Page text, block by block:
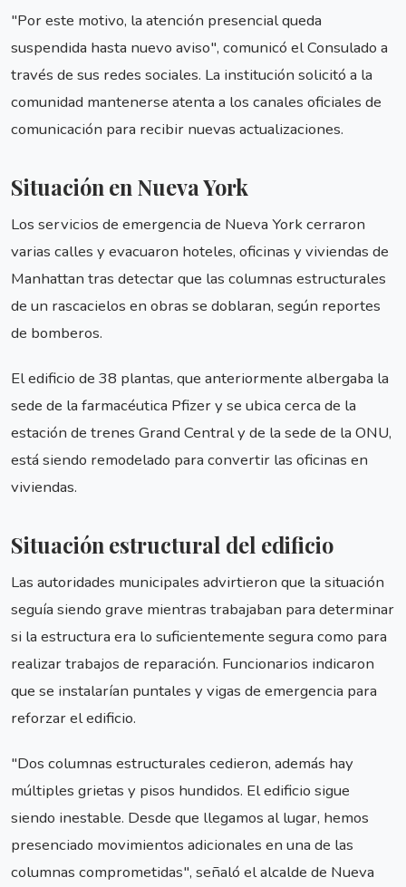
"Por este motivo, la atención presencial queda
suspendida hasta nuevo aviso", comunicó el Consulado a
través de sus redes sociales. La institución solicitó a la
comunidad mantenerse atenta a los canales oficiales de
comunicación para recibir nuevas actualizaciones.
Situación en Nueva York
Los servicios de emergencia de Nueva York cerraron
varias calles y evacuaron hoteles, oficinas y viviendas de
Manhattan tras detectar que las columnas estructurales
de un rascacielos en obras se doblaran, según reportes
de bomberos.
El edificio de 38 plantas, que anteriormente albergaba la
sede de la farmacéutica Pfizer y se ubica cerca de la
estación de trenes Grand Central y de la sede de la ONU,
está siendo remodelado para convertir las oficinas en
viviendas.
Situación estructural del edificio
Las autoridades municipales advirtieron que la situación
seguía siendo grave mientras trabajaban para determinar
si la estructura era lo suficientemente segura como para
realizar trabajos de reparación. Funcionarios indicaron
que se instalarían puntales y vigas de emergencia para
reforzar el edificio.
"Dos columnas estructurales cedieron, además hay
múltiples grietas y pisos hundidos. El edificio sigue
siendo inestable. Desde que llegamos al lugar, hemos
presenciado movimientos adicionales en una de las
columnas comprometidas", señaló el alcalde de Nueva